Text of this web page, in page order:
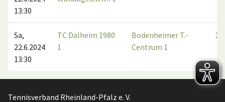
13:30
Sa,
22.6.2024
13:30
TC Dalheim 1980
1
Bodenheimer T.-
Centrum 1
3:3
Tennisverband Rheinland-Pfalz e. V.